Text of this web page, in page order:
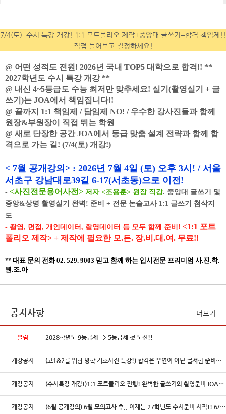
7/4(토)_수시 특강 개강! 1:1 포트폴리오 제작+중앙대 글쓰기=합격 책임제!!
직접 들어보고 결정하세요!
@ 어떤 성적도 전원! 2026년 국내 TOP5 대학으로 합격!! **
2027학년도 수시 특강 개강 **
@ 내신 4~5등급도 수능 최저만 맞추세요! 실기(촬영실기 + 글
쓰기)는 JOA에서 책임집니다!!
@ 끝까지 1:1 책임제 / 담임제 NO! / 우수한 강사진들과 함께
원장&부원장이 직접 뛰는 학원
@ 새로 단장한 공간 JOA에서 등급 맞춤 설계 전략과 함께 합
격으로 가는 길! (7/4(토) 개강!)
< 7월 공개강의> : 2026년 7월 4일 (토) 오후 3시! / 서울
서초구 강남대로39길 6-17(서초동)으로 이전!
- <사진전문용어사전> 저자 <조용훈> 원장 직강. 중앙대 글쓰기 및
중앙&상명 촬영실기 완벽 ! 준비 + 전문 논술교사 1:1 글쓰기 첨삭지
도
- 촬영, 면접, 개인데이터, 촬영데이터 등 모두 함께 준비! <1:1 포트
폴리오 제작> + 제작에 필요한 모.든. 장.비.대.여. 무료!!
** 대표 문의 전화 02. 529. 9003 믿고 함께 하는 입시전문 프리미엄 사.진.학.
원.조.아
공지사항
알림 2028학년도 9등급제 - > 5등급제 첫 도전!!
개강공지 (고1&2를 위한 방학 기초사진 특강!) 합격은 우연이 아닌 철저한 준비의 결과입니다!
개강공지 (수시특강 개강!)1:1 포트폴리오 진행! 완벽한 글쓰기와 촬영준비 JOA! 7/4(토) 3시!
개강공지 (6월 공개강의) 6월 모의고사 후.. 이제는 27학년도 수시준비 시작!! 6/6(토) 12시!
더보기